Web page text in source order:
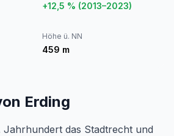
+12,5 % (2013–2023)
Höhe ü. NN
459 m
Erding
Jahrhundert das Stadtrecht und